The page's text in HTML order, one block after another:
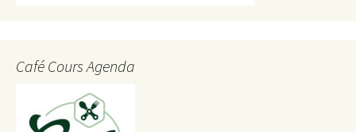
Café Cours Agenda